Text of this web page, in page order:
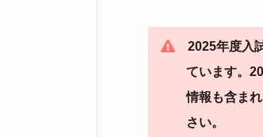
2025年度入
ています。
情報も含ま
さい。